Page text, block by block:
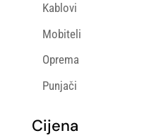
Kablovi
Mobiteli
Oprema
Punjači
Cijena